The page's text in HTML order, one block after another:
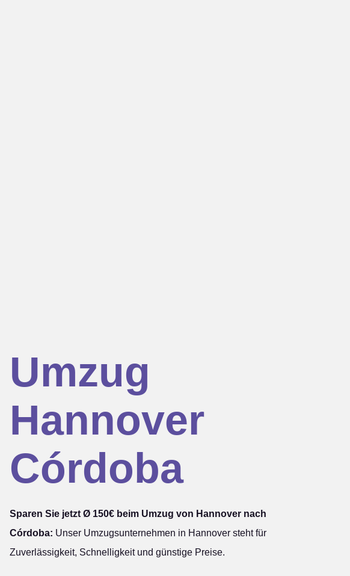
Umzug
Hannover
Córdoba
Sparen Sie jetzt Ø 150€ beim Umzug von Hannover nach
Córdoba: Unser Umzugsunternehmen in Hannover steht für
Zuverlässigkeit, Schnelligkeit und günstige Preise.